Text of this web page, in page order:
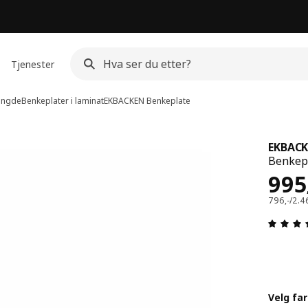
Tjenester
Benkeplater i laminatEKBACKEN Benkeplate
995
796,-/
Velg